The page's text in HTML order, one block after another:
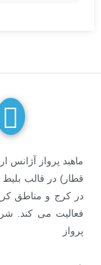
ماهبد پرواز آژانس
قطار) در قالب بلیط
در کرج و مناطق کرج
فعالیت می کند.
پرواز